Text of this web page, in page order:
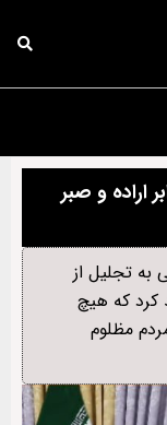
اراده و صبر
به تجلیل از
کرد که هیچ
مظلوم